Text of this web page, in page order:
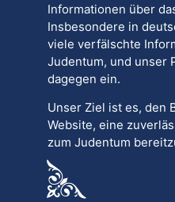
Informationen über
Insbesondere in
viele verfälschte
Judentum, und unser
dagegen ein.
Unser Ziel ist es, den
Website, eine
zum Judentum